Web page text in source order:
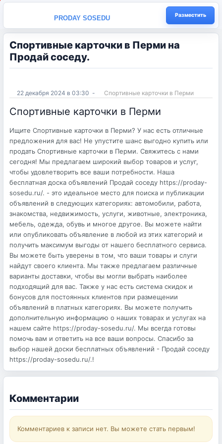
PRODAY SOSEDU Разместить
Спортивные карточки в Перми на
Продай соседу.
22 декабря 2024 в 03:30 - Спортивные карточки в Перми
Спортивные карточки в Перми
Ищите Спортивные карточки в Перми? У нас есть отличные
предложения для вас! Не упустите шанс выгодно купить или
продать Спортивные карточки в Перми. Свяжитесь с нами
сегодня! Мы предлагаем широкий выбор товаров и услуг,
чтобы удовлетворить все ваши потребности. Наша
бесплатная доска объявлений Продай соседу https://proday-
sosedu.ru/. - это идеальное место для поиска и публикации
объявлений в следующих категориях: автомобили, работа,
знакомства, недвижимость, услуги, животные, электроника,
мебель, одежда, обувь и многое другое. Вы можете найти
или опубликовать объявление в любой из этих категорий и
получить максимум выгоды от нашего бесплатного сервиса.
Вы можете быть уверены в том, что ваши товары и слуги
найдут своего клиента. Мы также предлагаем различные
варианты доставки, чтобы вы могли выбрать наиболее
подходящий для вас. Также у нас есть система скидок и
бонусов для постоянных клиентов при размещении
объявлений в платных категориях. Вы можете получить
дополнительную информацию о наших товарах и услугах на
нашем сайте https://proday-sosedu.ru/. Мы всегда готовы
помочь вам и ответить на все ваши вопросы. Спасибо за
выбор нашей доски бесплатных объявлений - Продай соседу
https://proday-sosedu.ru/.!
Комментарии
Комментариев к записи нет. Вы можете стать первым!